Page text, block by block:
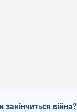
закінчиться війна?